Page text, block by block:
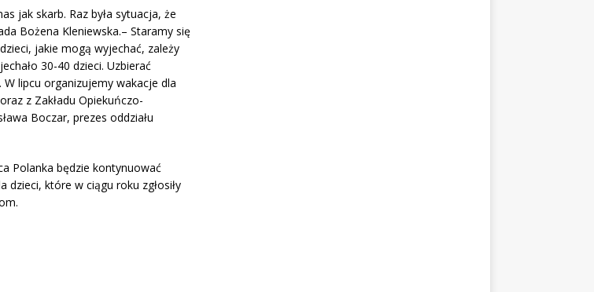
jak skarb. Raz była sytuacja, że
Bożena Kleniewska.– Staramy się
jakie mogą wyjechać, zależy
30-40 dzieci. Uzbierać
lipcu organizujemy wakacje dla
z Zakładu Opiekuńczo-
Boczar, prezes oddziału
Polanka będzie kontynuować
które w ciągu roku zgłosiły